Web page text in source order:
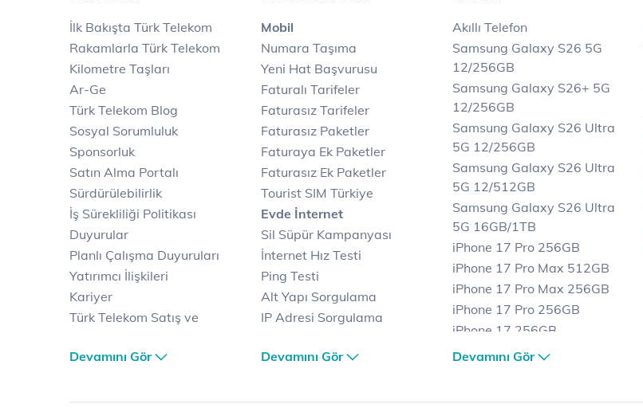
İlk Bakışta Türk Telekom
Rakamlarla Türk Telekom
Kilometre Taşları
Ar-Ge
Türk Telekom Blog
Sosyal Sorumluluk
Sponsorluk
Satın Alma Portalı
Sürdürülebilirlik
İş Sürekliliği Politikası
Duyurular
Planlı Çalışma Duyuruları
Yatırımcı İlişkileri
Kariyer
Türk Telekom Satış ve
Türk Telekom Finansal
Türk Telekom Afet Tedbirleri
Devamını Gör
Mobil
Numara Taşıma
Yeni Hat Başvurusu
Faturalı Tarifeler
Faturasız Tarifeler
Faturasız Paketler
Faturaya Ek Paketler
Faturasız Ek Paketler
Tourist SIM Türkiye
Evde İnternet
Sil Süpür Kampanyası
İnternet Hız Testi
Ping Testi
Alt Yapı Sorgulama
IP Adresi Sorgulama
Avantajlı İnternet
Fiber İnternet
Devamını Gör
Akıllı Telefon
Samsung Galaxy S26 5G
12/256GB
Samsung Galaxy S26+ 5G
12/256GB
Samsung Galaxy S26 Ultra
5G 12/256GB
Samsung Galaxy S26 Ultra
5G 12/512GB
Samsung Galaxy S26 Ultra
5G 16GB/1TB
iPhone 17 Pro 256GB
iPhone 17 Pro Max 512GB
iPhone 17 Pro Max 256GB
iPhone 17 Pro 256GB
iPhone 17 256GB
iPhone 17 Air 256GB
Devamını Gör